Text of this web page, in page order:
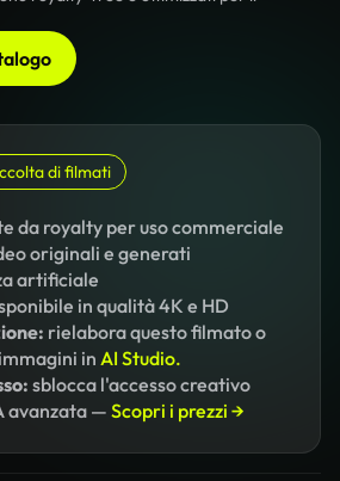
di filmati
da royalty per uso commerciale
originali e generati
artificiale
in qualità 4K e HD
rielabora questo filmato o
in AI Studio.
sblocca l'accesso creativo
avanzata — Scopri i prezzi →